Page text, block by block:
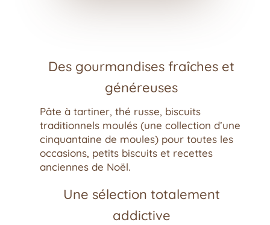
Des gourmandises fraîches et
généreuses
Pâte à tartiner, thé russe, biscuits
traditionnels moulés (une collection d’une
cinquantaine de moules) pour toutes les
occasions, petits biscuits et recettes
anciennes de Noël.
Une sélection totalement
addictive